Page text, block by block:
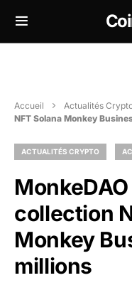
Accueil Actualités
NFT Solana Monkey
ACTUALITÉS CRYPTO
collection
Monkey
millions